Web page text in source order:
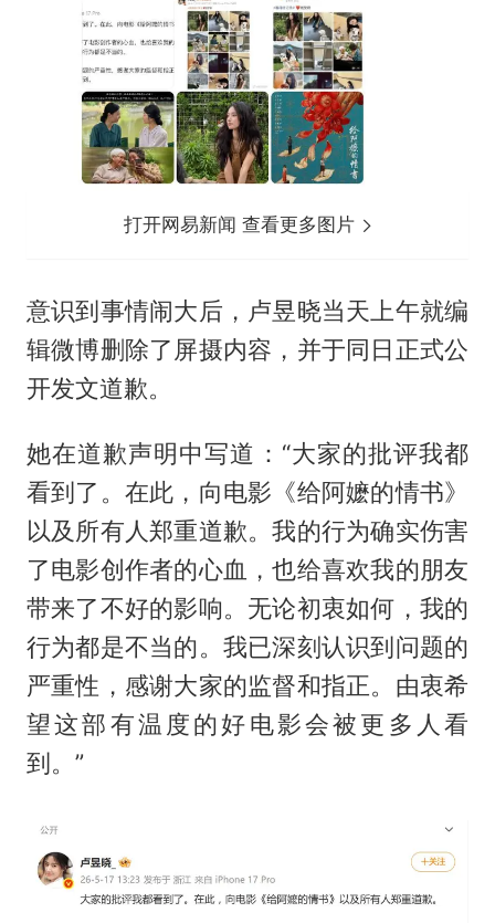
打开网易新闻 查看更多图片
意识到事情闹大后，卢昱晓当天上午就编
辑微博删除了屏摄内容，并于同日正式公
开发文道歉。
她在道歉声明中写道：“大家的批评我都
看到了。在此，向电影《给阿嬷的情书》
以及所有人郑重道歉。我的行为确实伤害
了电影创作者的心血，也给喜欢我的朋友
带来了不好的影响。无论初衷如何，我的
行为都是不当的。我已深刻认识到问题的
严重性，感谢大家的监督和指正。由衷希
望这部有温度的好电影会被更多人看
到。”